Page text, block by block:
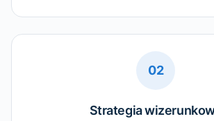
02
Strategia